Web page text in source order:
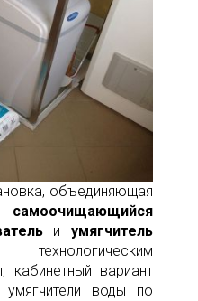
объединяющая
самоочищающийся
иумягчитель
кабинетный вариант
воды по